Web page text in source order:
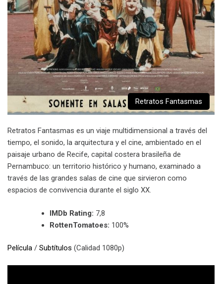
Retratos Fantasmas
Retratos Fantasmas es un viaje multidimensional a través del
tiempo, el sonido, la arquitectura y el cine, ambientado en el
paisaje urbano de Recife, capital costera brasileña de
Pernambuco: un territorio histórico y humano, examinado a
través de las grandes salas de cine que sirvieron como
espacios de convivencia durante el siglo XX.
IMDb Rating: 7,8
RottenTomatoes: 100%
Película / Subtítulos (Calidad 1080p)